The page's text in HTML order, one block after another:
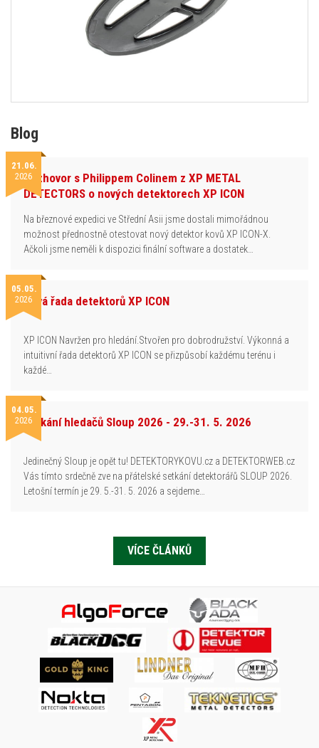
Blog
21.06.
2026Rozhovor s Philippem Colinem z XP METAL
DETECTORS o nových detektorech XP ICON
Na březnové expedici ve Střední Asii jsme dostali mimořádnou
možnost přednostně otestovat nový detektor kovů XP ICON-X.
Ačkoli jsme neměli k dispozici finální software a dostatek…
05.05.
2026Nová řada detektorů XP ICON
XP ICON Navržen pro hledání.Stvořen pro dobrodružství. Výkonná a
intuitivní řada detektorů XP ICON se přizpůsobí každému terénu i
každé…
04.05.
2026Setkání hledačů Sloup 2026 - 29.-31. 5. 2026
Jedinečný Sloup je opět tu! DETEKTORYKOVU.cz a DETEKTORWEB.cz
Vás tímto srdečně zve na přátelské setkání detektorářů SLOUP 2026.
Letošní termín je 29. 5.-31. 5. 2026 a sejdeme…
VÍCE ČLÁNKŮ